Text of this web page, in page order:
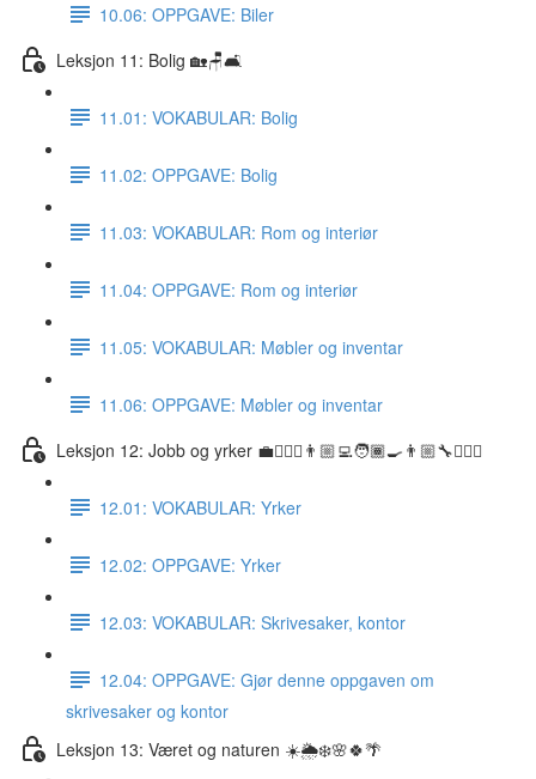
10.06: OPPGAVE: Biler
Leksjon 11: Bolig 🏡🪑🛋
11.01: VOKABULAR: Bolig
11.02: OPPGAVE: Bolig
11.03: VOKABULAR: Rom og interiør
11.04: OPPGAVE: Rom og interiør
11.05: VOKABULAR: Møbler og inventar
11.06: OPPGAVE: Møbler og inventar
Leksjon 12: Jobb og yrker 💼👷🏼‍♀️👨🏼‍💻🧑🏾‍🍳👨🏼‍🔧👩🏽‍⚕️
12.01: VOKABULAR: Yrker
12.02: OPPGAVE: Yrker
12.03: VOKABULAR: Skrivesaker, kontor
12.04: OPPGAVE: Gjør denne oppgaven om
skrivesaker og kontor
Leksjon 13: Været og naturen ☀️🌦❄️🌸🍀🌴